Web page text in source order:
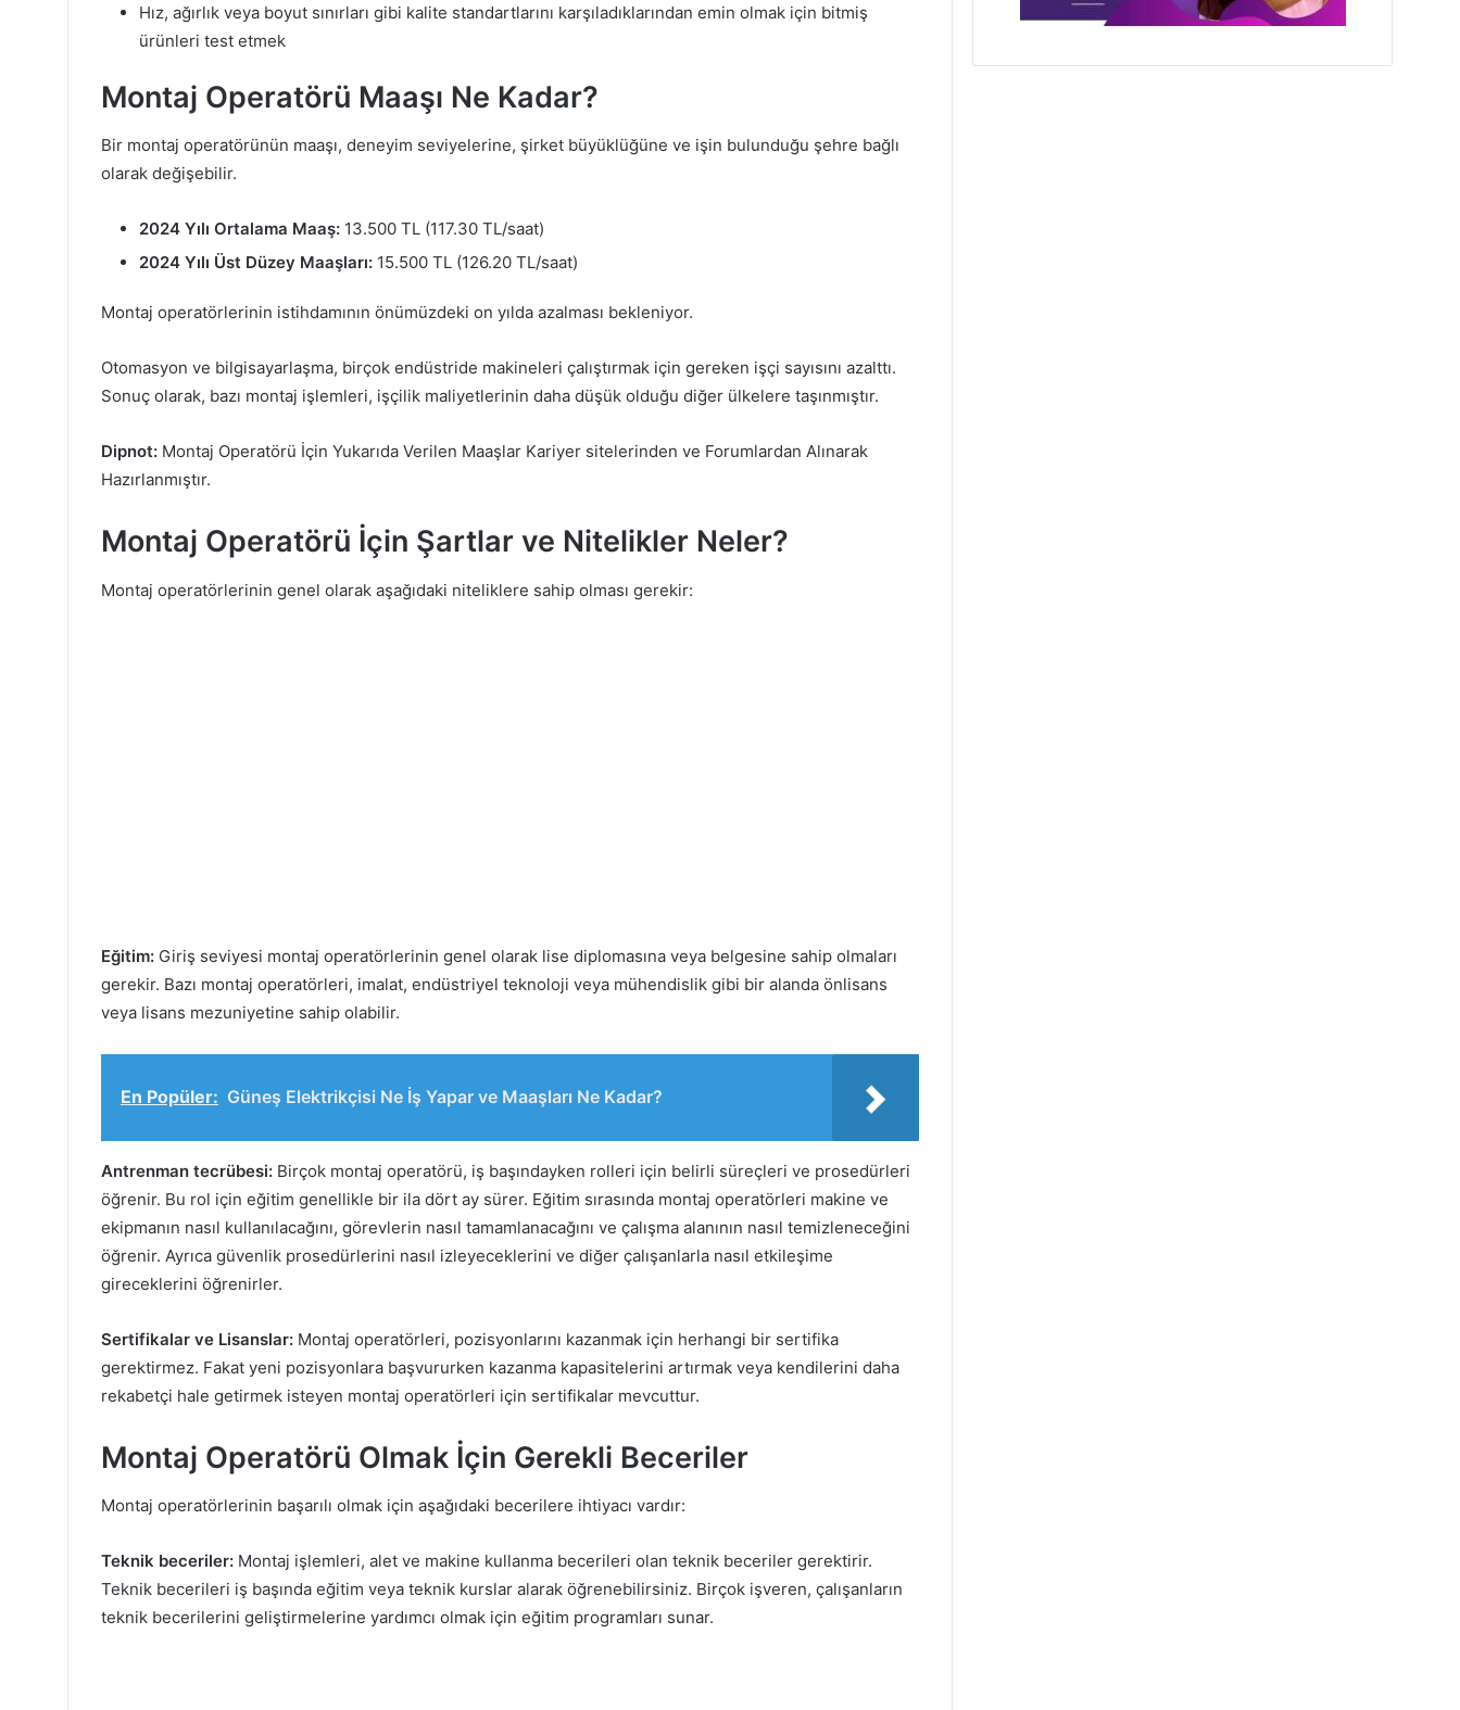
Hız, ağırlık veya boyut sınırları gibi kalite standartlarını karşıladıklarından emin olmak için bitmiş
ürünleri test etmek
Montaj Operatörü Maaşı Ne Kadar?
Bir montaj operatörünün maaşı, deneyim seviyelerine, şirket büyüklüğüne ve işin bulunduğu şehre bağlı
olarak değişebilir.
2024 Yılı Ortalama Maaş: 13.500 TL (117.30 TL/saat)
2024 Yılı Üst Düzey Maaşları: 15.500 TL (126.20 TL/saat)
Montaj operatörlerinin istihdamının önümüzdeki on yılda azalması bekleniyor.
Otomasyon ve bilgisayarlaşma, birçok endüstride makineleri çalıştırmak için gereken işçi sayısını azalttı.
Sonuç olarak, bazı montaj işlemleri, işçilik maliyetlerinin daha düşük olduğu diğer ülkelere taşınmıştır.
Dipnot: Montaj Operatörü İçin Yukarıda Verilen Maaşlar Kariyer sitelerinden ve Forumlardan Alınarak
Hazırlanmıştır.
Montaj Operatörü İçin Şartlar ve Nitelikler Neler?
Montaj operatörlerinin genel olarak aşağıdaki niteliklere sahip olması gerekir:
Eğitim: Giriş seviyesi montaj operatörlerinin genel olarak lise diplomasına veya belgesine sahip olmaları
gerekir. Bazı montaj operatörleri, imalat, endüstriyel teknoloji veya mühendislik gibi bir alanda önlisans
veya lisans mezuniyetine sahip olabilir.
En Popüler: Güneş Elektrikçisi Ne İş Yapar ve Maaşları Ne Kadar?
Antrenman tecrübesi: Birçok montaj operatörü, iş başındayken rolleri için belirli süreçleri ve prosedürleri
öğrenir. Bu rol için eğitim genellikle bir ila dört ay sürer. Eğitim sırasında montaj operatörleri makine ve
ekipmanın nasıl kullanılacağını, görevlerin nasıl tamamlanacağını ve çalışma alanının nasıl temizleneceğini
öğrenir. Ayrıca güvenlik prosedürlerini nasıl izleyeceklerini ve diğer çalışanlarla nasıl etkileşime
gireceklerini öğrenirler.
Sertifikalar ve Lisanslar: Montaj operatörleri, pozisyonlarını kazanmak için herhangi bir sertifika
gerektirmez. Fakat yeni pozisyonlara başvururken kazanma kapasitelerini artırmak veya kendilerini daha
rekabetçi hale getirmek isteyen montaj operatörleri için sertifikalar mevcuttur.
Montaj Operatörü Olmak İçin Gerekli Beceriler
Montaj operatörlerinin başarılı olmak için aşağıdaki becerilere ihtiyacı vardır:
Teknik beceriler: Montaj işlemleri, alet ve makine kullanma becerileri olan teknik beceriler gerektirir.
Teknik becerileri iş başında eğitim veya teknik kurslar alarak öğrenebilirsiniz. Birçok işveren, çalışanların
teknik becerilerini geliştirmelerine yardımcı olmak için eğitim programları sunar.